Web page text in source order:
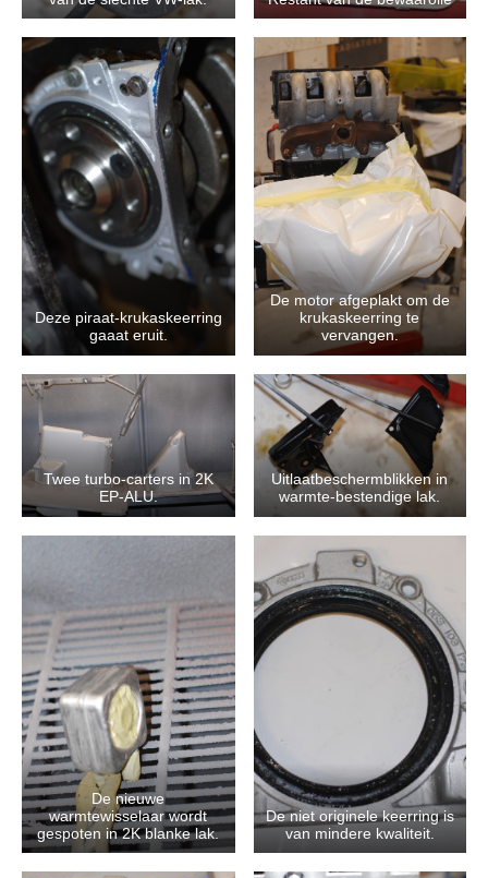
Deze piraat-krukaskeerring
gaaat eruit.
De motor afgeplakt om de
krukaskeerring te
vervangen.
Twee turbo-carters in 2K
EP-ALU.
Uitlaatbeschermblikken in
warmte-bestendige lak.
De nieuwe
warmtewisselaar wordt
gespoten in 2K blanke lak.
De niet originele keerring is
van mindere kwaliteit.